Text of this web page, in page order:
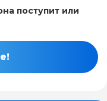
поступит или